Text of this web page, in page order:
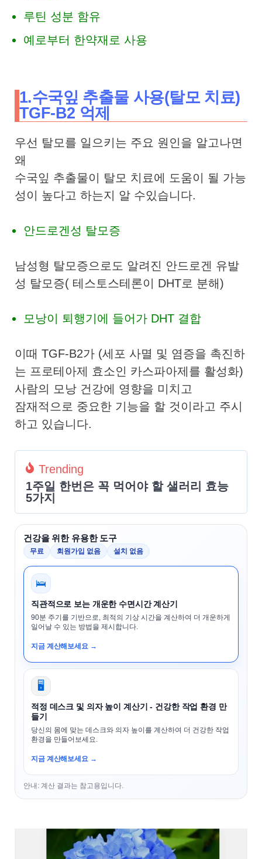
루틴 성분 함유
예로부터 한약재로 사용
1.수국잎 추출물 사용(탈모 치료)
TGF-B2 억제
우선 탈모를 일으키는 주요 원인을 알고나면
왜
수국잎 추출물이 탈모 치료에 도움이 될 가능
성이 높다고 하는지 알 수있습니다.
안드로겐성 탈모증
남성형 탈모증으로도 알려진 안드로겐 유발
성 탈모증( 테스토스테론이 DHT로 분해)
모낭이 퇴행기에 들어가 DHT 결합
이때 TGF-B2가 (세포 사멸 및 염증을 촉진하
는 프로테아제 효소인 카스파아제를 활성화)
사람의 모낭 건강에 영향을 미치고
잠재적으로 중요한 기능을 할 것이라고 주시
하고 있습니다.
Trending
1주일 한번은 꼭 먹어야 할 샐러리 효능
5가지
건강을 위한 유용한 도구
무료 회원가입 없음 설치 없음
🛌
직관적으로 보는 개운한 수면시간 계산기
90분 주기를 기반으로, 최적의 기상 시간을 계산하여 더 개운하게
일어날 수 있는 방법을 제시합니다.
지금 계산해보세요 →
🖥️
적정 데스크 및 의자 높이 계산기 - 건강한 작업 환경 만
들기
당신의 몸에 맞는 데스크와 의자 높이를 계산하여 더 건강한 작업
환경을 만들어보세요.
지금 계산해보세요 →
안내: 계산 결과는 참고용입니다.